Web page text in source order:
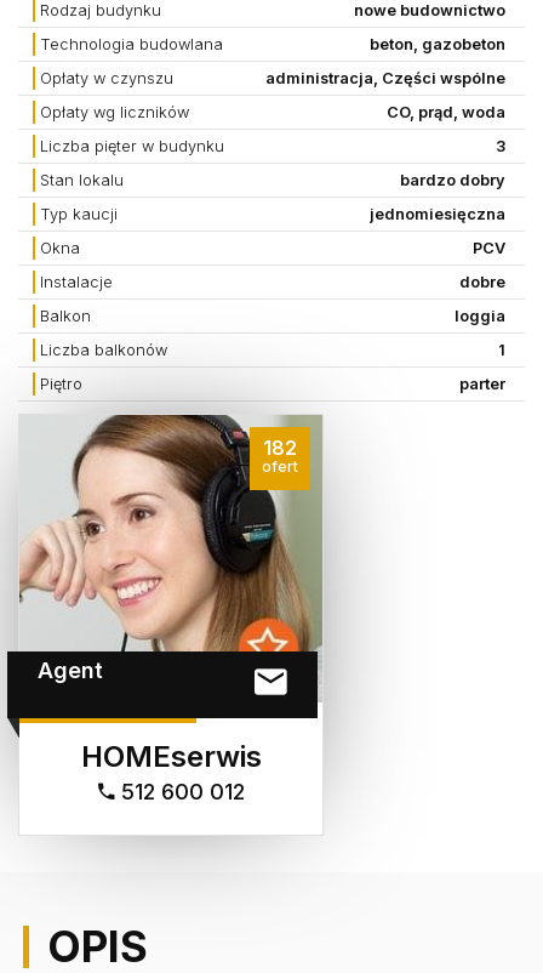
Rodzaj budynku
nowe budownictwo
Technologia budowlana
beton, gazobeton
Opłaty w czynszu
administracja, Części wspólne
Opłaty wg liczników
CO, prąd, woda
Liczba pięter w budynku
3
Stan lokalu
bardzo dobry
Typ kaucji
jednomiesięczna
Okna
PCV
Instalacje
dobre
Balkon
loggia
Liczba balkonów
1
Piętro
parter
182
ofert
Agent
HOMEserwis
512 600 012
OPIS